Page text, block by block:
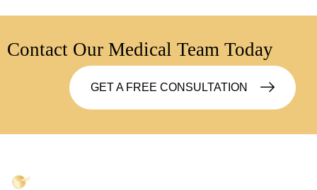
Contact Our Medical Team Today
GET A FREE CONSULTATION